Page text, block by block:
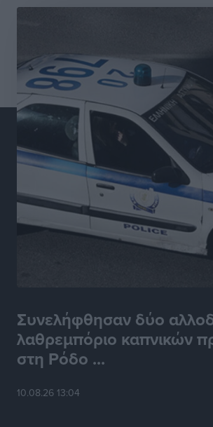
Συνελήφθησαν δύο
λαθρεμπόριο καπνικών
στη Ρόδο ...
10.08.26 13:04